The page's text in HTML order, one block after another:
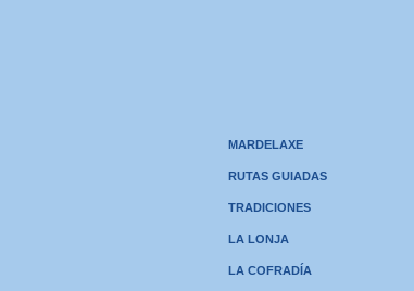
MARDELAXE
RUTAS GUIADAS
TRADICIONES
LA LONJA
LA COFRADÍA